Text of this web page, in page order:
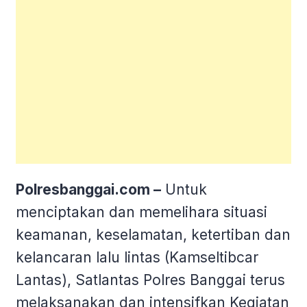
Polresbanggai.com – Untuk
menciptakan dan memelihara situasi
keamanan, keselamatan, ketertiban dan
kelancaran lalu lintas (Kamseltibcar
Lantas), Satlantas Polres Banggai terus
melaksanakan dan intensifkan Kegiatan